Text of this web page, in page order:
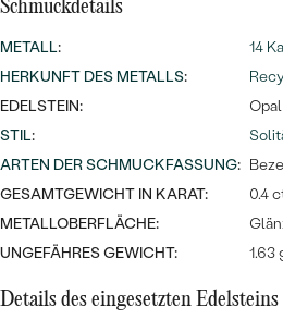
NACH DER FARBE
NACH DER FORM
MASSGEFERTIGTER
DIAMANTEN
ANSEHEN
ANSEHEN
Ringe
ANSEHEN
Schmuckdetails
METALL:
14
HERKUNFT DES METALLS:
EDELSTEIN:
Opal
STIL:
ARTEN DER SCHMUCKFASSUNG:
GESAMTGEWICHT IN KARAT:
0.4
METALLOBERFLÄCHE:
UNGEFÄHRES GEWICHT:
1.63
Details des eingesetzten Edelsteins